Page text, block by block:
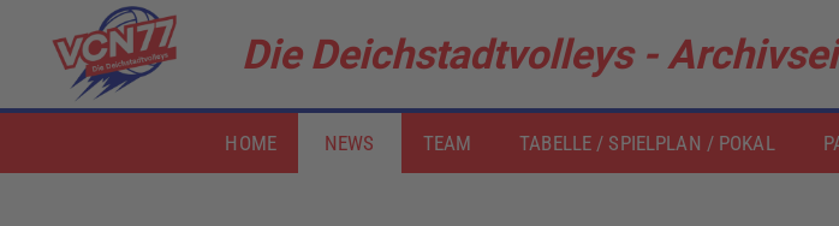
Zum Hauptinhalt springenDie Deichstadtvolleys -
HOME NEWS TEAM TABELLE / SPIELPLAN / POKAL